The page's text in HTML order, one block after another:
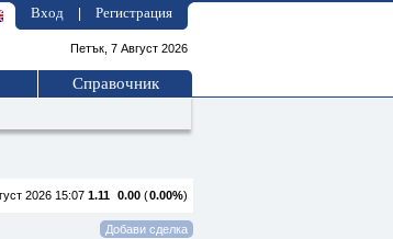
Вход Регистрация
Петък, 7 Август 2026
Справочник
2026 15:07 1.11 0.00 (0.00%)